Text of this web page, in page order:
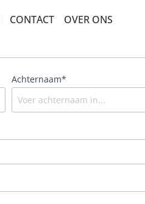
CONTACT
OVER ONS
Achternaam*